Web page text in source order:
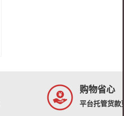
购物省心
平台托管货款